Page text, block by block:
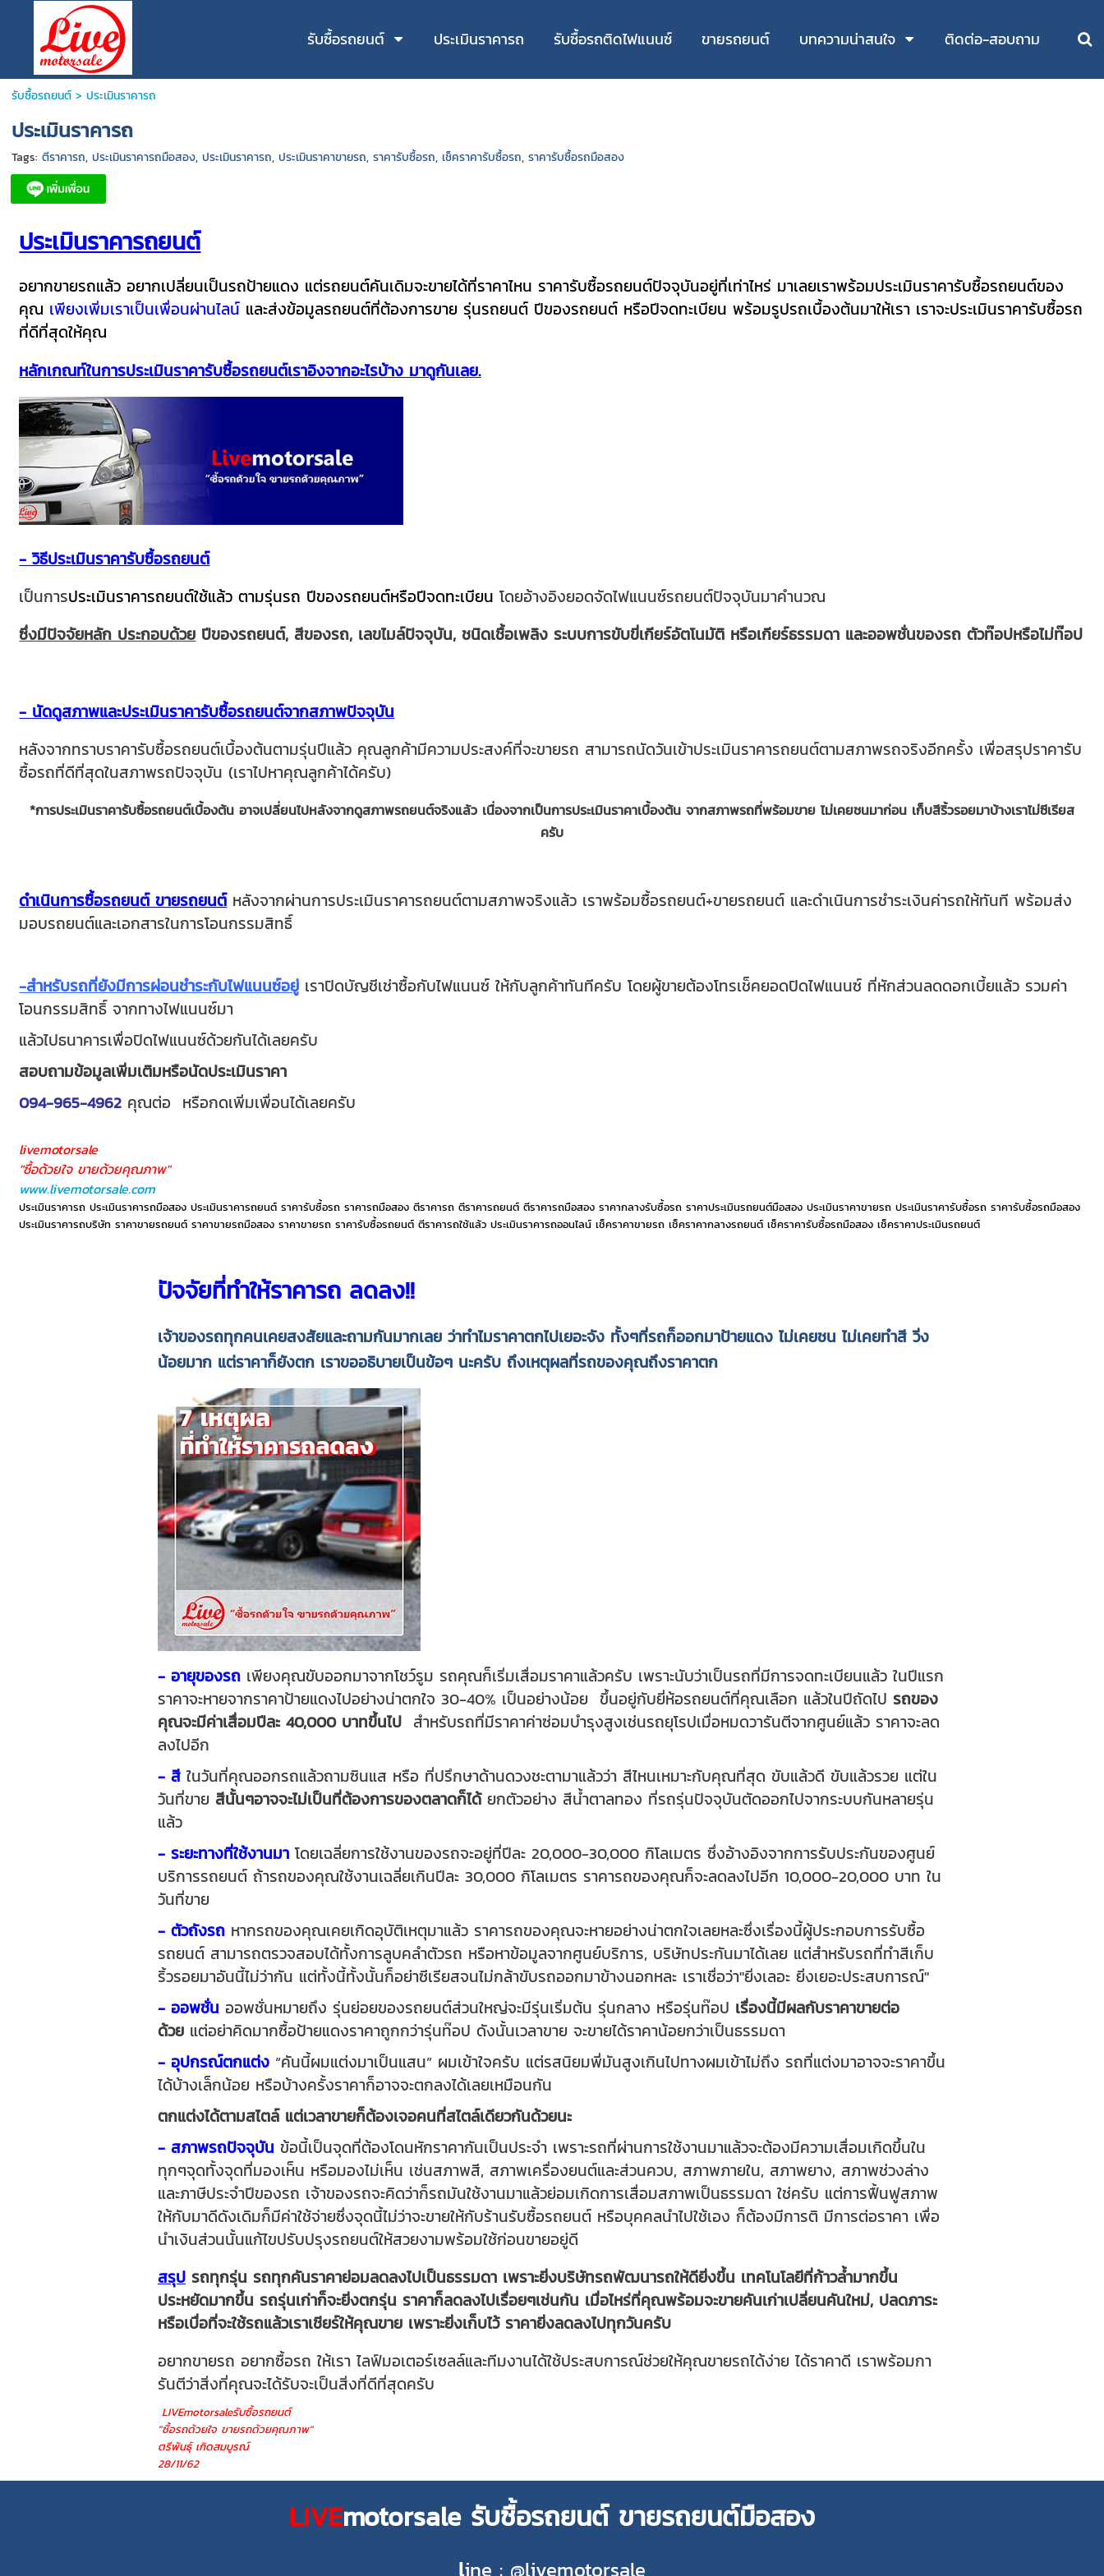
รับซื้อรถยนต์ ประเมินราคารถ รับซื้อรถติดไฟแนนซ์ ขายรถยนต์ บทความน่าสนใจ ติดต่อ-สอบถาม
รับซื้อรถยนต์> ประเมินราคารถ
ประเมินราคารถ
Tags: ตีราคารถ, ประเมินราคารถมือสอง, ประเมินราคารถ, ประเมินราคาขายรถ, ราคารับซื้อรถ, เช็คราคารับซื้อรถ, ราคารับซื้อรถมือสอง
ประเมินราคารถยนต์
อยากขายรถแล้ว อยากเปลี่ยนเป็นรถป้ายแดง แต่รถยนต์คันเดิมจะขายได้ที่ราคาไหน ราคารับซื้อรถยนต์ปัจจุบันอยู่ที่เท่าไหร่ มาเลยเราพร้อมประเมินราคารับซื้อรถยนต์ของ
คุณ เพียงเพิ่มเราเป็นเพื่อนผ่านไลน์ และส่งข้อมูลรถยนต์ที่ต้องการขาย รุ่นรถยนต์ ปีของรถยนต์ หรือปีจดทะเบียน พร้อมรูปรถเบื้องต้นมาให้เรา เราจะประเมินราคารับซื้อรถ
ที่ดีที่สุดให้คุณ
หลักเกณท์ในการประเมินราคารับซื้อรถยนต์เราอิงจากอะไรบ้าง มาดูกันเลย.
- วิธีประเมินราคารับซื้อรถยนต์
เป็นการประเมินราคารถยนต์ใช้แล้ว ตามรุ่นรถ ปีของรถยนต์หรือปีจดทะเบียนโดยอ้างอิงยอดจัดไฟแนนซ์รถยนต์ปัจจุบันมาคำนวณ
ซึ่งมีปัจจัยหลัก ประกอบด้วย ปีของรถยนต์, สีของรถ, เลขไมล์ปัจจุบัน, ชนิดเชื้อเพลิงระบบการขับขี่เกียร์อัตโนมัติ หรือเกียร์ธรรมดา และออพชั่นของรถ ตัวท๊อปหรือไม่ท๊อป
- นัดดูสภาพและประเมินราคารับซื้อรถยนต์จากสภาพปัจจุบัน
หลังจากทราบราคารับซื้อรถยนต์เบื้องต้นตามรุ่นปีแล้ว คุณลูกค้ามีความประสงค์ที่จะขายรถ สามารถนัดวันเข้าประเมินราคารถยนต์ตามสภาพรถจริงอีกครั้ง เพื่อสรุปราคารับ
ซื้อรถที่ดีที่สุดในสภาพรถปัจจุบัน (เราไปหาคุณลูกค้าได้ครับ)
*การประเมินราคารับซื้อรถยนต์เบื้องต้น อาจเปลี่ยนไปหลังจากดูสภาพรถยนต์จริงแล้ว เนื่องจากเป็นการประเมินราคาเบื้องต้น จากสภาพรถที่พร้อมขาย ไม่เคยชนมาก่อน เก็บสีริ้วรอยมาบ้างเราไม่ซีเรียส
ครับ
ดำเนินการซื้อรถยนต์ ขายรถยนต์หลังจากผ่านการประเมินราคารถยนต์ตามสภาพจริงแล้ว เราพร้อมซื้อรถยนต์+ขายรถยนต์ และดำเนินการชำระเงินค่ารถให้ทันที พร้อมส่ง
มอบรถยนต์และเอกสารในการโอนกรรมสิทธิ์
-สำหรับรถที่ยังมีการผ่อนชำระกับไฟแนนซ์อยู่ เราปิดบัญชีเช่าซื้อกับไฟแนนซ์ ให้กับลูกค้าทันทีครับโดยผู้ขายต้องโทรเช็คยอดปิดไฟแนนซ์ ที่หักส่วนลดดอกเบี้ยแล้ว รวมค่า
โอนกรรมสิทธิ์ จากทางไฟแนนซ์มา
แล้วไปธนาคารเพื่อปิดไฟแนนซ์ด้วยกันได้เลยครับ
สอบถามข้อมูลเพิ่มเติมหรือนัดประเมินราคา
094-965-4962 คุณต่อ หรือกดเพิ่มเพื่อนได้เลยครับ
livemotorsale
"ซื้อด้วยใจ ขายด้วยคุณภาพ"
www.livemotorsale.com
ประเมินราคารถ ประเมินราคารถมือสอง ประเมินราคารถยนต์ ราคารับซื้อรถ ราคารถมือสอง ตีราคารถ ตีราคารถยนต์ ตีราคารถมือสอง ราคากลางรับซื้อรถ ราคาประเมินรถยนต์มือสอง ประเมินราคาขายรถ ประเมินราคารับซื้อรถ ราคารับซื้อรถมือสอง
ประเมินราคารถบริษัท ราคาขายรถยนต์ ราคาขายรถมือสอง ราคาขายรถ ราคารับซื้อรถยนต์ ตีราคารถใช้แล้ว ประเมินราคารถออนไลน์ เช็คราคาขายรถ เช็คราคากลางรถยนต์ เช็คราคารับซื้อรถมือสอง เช็คราคาประเมินรถยนต์
ปัจจัยที่ทำให้ราคารถ ลดลง!!
เจ้าของรถทุกคนเคยสงสัยและถามกันมากเลย ว่าทำไมราคาตกไปเยอะจัง ทั้งๆที่รถก็ออกมาป้ายแดง ไม่เคยชน ไม่เคยทำสี วิ่ง
น้อยมาก แต่ราคาก็ยังตก เราขออธิบายเป็นข้อๆ นะครับ ถึงเหตุผลที่รถของคุณถึงราคาตก
- อายุของรถ เพียงคุณขับออกมาจากโชว์รูม รถคุณก็เริ่มเสื่อมราคาแล้วครับ เพราะนับว่าเป็นรถที่มีการจดทะเบียนแล้ว ในปีแรก
ราคาจะหายจากราคาป้ายแดงไปอย่างน่าตกใจ 30-40% เป็นอย่างน้อย ขึ้นอยู่กับยี่ห้อรถยนต์ที่คุณเลือก แล้วในปีถัดไป รถของ
คุณจะมีค่าเสื่อมปีละ 40,000 บาทขึ้นไป สำหรับรถที่มีราคาค่าซ่อมบำรุงสูงเช่นรถยุโรปเมื่อหมดวารันตีจากศูนย์แล้ว ราคาจะลด
ลงไปอีก
- สี ในวันที่คุณออกรถแล้วถามซินแส หรือ ที่ปรึกษาด้านดวงชะตามาแล้วว่า สีไหนเหมาะกับคุณที่สุด ขับแล้วดี ขับแล้วรวย แต่ใน
วันที่ขาย สีนั้นๆอาจจะไม่เป็นที่ต้องการของตลาดก็ได้ ยกตัวอย่าง สีน้ำตาลทอง ที่รถรุ่นปัจจุบันตัดออกไปจากระบบกันหลายรุ่น
แล้ว
- ระยะทางที่ใช้งานมา โดยเฉลี่ยการใช้งานของรถจะอยู่ที่ปีละ 20,000-30,000 กิโลเมตร ซึ่งอ้างอิงจากการรับประกันของศูนย์
บริการรถยนต์ ถ้ารถของคุณใช้งานเฉลี่ยเกินปีละ 30,000 กิโลเมตร ราคารถของคุณก็จะลดลงไปอีก 10,000-20,000 บาท ใน
วันที่ขาย
- ตัวถังรถ หากรถของคุณเคยเกิดอุบัติเหตุมาแล้ว ราคารถของคุณจะหายอย่างน่าตกใจเลยหละซึ่งเรื่องนี้ผู้ประกอบการรับซื้อ
รถยนต์ สามารถตรวจสอบได้ทั้งการลูบคลำตัวรถ หรือหาข้อมูลจากศูนย์บริการ, บริษัทประกันมาได้เลย แต่สำหรับรถที่ทำสีเก็บ
ริ้วรอยมาอันนี้ไม่ว่ากัน แต่ทั้งนี้ทั้งนั้นก็อย่าซีเรียสจนไม่กล้าขับรถออกมาข้างนอกหละ เราเชื่อว่า"ยิ่งเลอะ ยิ่งเยอะประสบการณ์"
- ออพชั่น ออพชั่นหมายถึง รุ่นย่อยของรถยนต์ส่วนใหญ่จะมีรุ่นเริ่มต้น รุ่นกลาง หรือรุ่นท๊อป เรื่องนี้มีผลกับราคาขายต่อ
ด้วย แต่อย่าคิดมากซื้อป้ายแดงราคาถูกกว่ารุ่นท๊อป ดังนั้นเวลาขาย จะขายได้ราคาน้อยกว่าเป็นธรรมดา
- อุปกรณ์ตกแต่ง “คันนี้ผมแต่งมาเป็นแสน” ผมเข้าใจครับ แต่รสนิยมพี่มันสูงเกินไปทางผมเข้าไม่ถึง รถที่แต่งมาอาจจะราคาขึ้น
ได้บ้างเล็กน้อย หรือบ้างครั้งราคาก็อาจจะตกลงได้เลยเหมือนกัน
ตกแต่งได้ตามสไตล์ แต่เวลาขายก็ต้องเจอคนที่สไตล์เดียวกันด้วยนะ
- สภาพรถปัจจุบัน ข้อนี้เป็นจุดที่ต้องโดนหักราคากันเป็นประจำ เพราะรถที่ผ่านการใช้งานมาแล้วจะต้องมีความเสื่อมเกิดขึ้นใน
ทุกๆจุดทั้งจุดที่มองเห็น หรือมองไม่เห็น เช่นสภาพสี, สภาพเครื่องยนต์และส่วนควบ, สภาพภายใน, สภาพยาง, สภาพช่วงล่าง
และภาษีประจำปีของรถ เจ้าของรถจะคิดว่าก็รถมันใช้งานมาแล้วย่อมเกิดการเสื่อมสภาพเป็นธรรมดา ใช่ครับ แต่การฟื้นฟูสภาพ
ให้กับมาดีดังเดิมก็มีค่าใช้จ่ายซึ่งจุดนี้ไม่ว่าจะขายให้กับร้านรับซื้อรถยนต์ หรือบุคคลนำไปใช้เอง ก็ต้องมีการติ มีการต่อราคา เพื่อ
นำเงินส่วนนั้นแก้ไขปรับปรุงรถยนต์ให้สวยงามพร้อมใช้ก่อนขายอยู่ดี
สรุป รถทุกรุ่น รถทุกคันราคาย่อมลดลงไปเป็นธรรมดา เพราะยิ่งบริษัทรถพัฒนารถให้ดียิ่งขึ้น เทคโนโลยีที่ก้าวล้ำมากขึ้น
ประหยัดมากขึ้น รถรุ่นเก่าก็จะยิ่งตกรุ่น ราคาก็ลดลงไปเรื่อยๆเช่นกัน เมื่อไหร่ที่คุณพร้อมจะขายคันเก่าเปลี่ยนคันใหม่, ปลดภาระ
หรือเบื่อที่จะใช้รถแล้วเราเชียร์ให้คุณขาย เพราะยิ่งเก็บไว้ ราคายิ่งลดลงไปทุกวันครับ
อยากขายรถ อยากซื้อรถ ให้เรา ไลฟ์มอเตอร์เซลล์และทีมงานได้ใช้ประสบการณ์ช่วยให้คุณขายรถได้ง่าย ได้ราคาดี เราพร้อมกา
รันตีว่าสิ่งที่คุณจะได้รับจะเป็นสิ่งที่ดีที่สุดครับ
LIVEmotorsaleรับซื้อรถยนต์
"ซื้อรถด้วยใจ ขายรถด้วยคุณภาพ"
ตรีพันธุ์ เกิดสมบูรณ์
28/11/62
LIVEmotorsale รับซื้อรถยนต์ ขายรถยนต์มือสอง
line : @livemotorsale